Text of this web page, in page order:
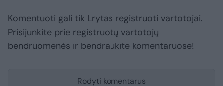
Komentuoti gali tik Lrytas registruoti vartotojai.
Prisijunkite prie registruotų vartotojų
bendruomenės ir bendraukite komentaruose!
Rodyti komentarus